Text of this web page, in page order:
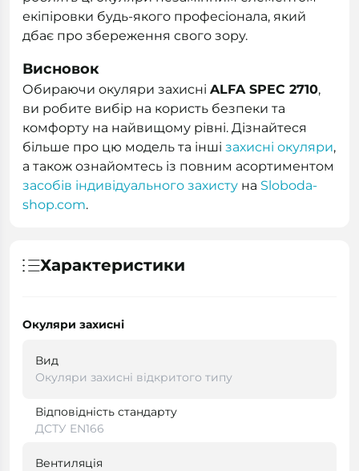
екіпіровки будь-якого професіонала, який
дбає про збереження свого зору.
Висновок
Обираючи окуляри захисні ALFA SPEC 2710,
ви робите вибір на користь безпеки та
комфорту на найвищому рівні. Дізнайтеся
більше про цю модель та інші захисні окуляри,
а також ознайомтесь із повним асортиментом
засобів індивідуального захисту на Sloboda-
shop.com.
Характеристики
Окуляри захисні
Вид
Окуляри захисні відкритого типу
Відповідність стандарту
ДСТУ EN166
Вентиляція